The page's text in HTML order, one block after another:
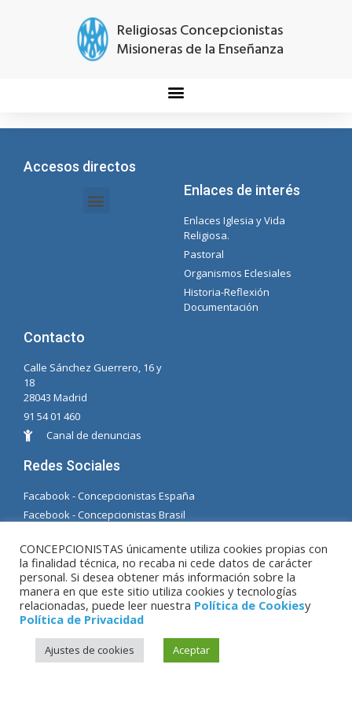
Religiosas Concepcionistas
Misioneras de la Enseñanza
Accesos directos
Enlaces de interés
Enlaces Iglesia y Vida
Religiosa.
Pastoral
Organismos Eclesiales
Historia-Reflexión
Documentación
Contacto
Calle Sánchez Guerrero, 16 y
18
28043 Madrid
91 54 01 460
Canal de denuncias
Redes Sociales
Facabook - Concepcionistas España
Facebook - Concepcionistas Brasil
© Copyright MM. Concepcionistas. Desarrollado
por LC. S.L.
Aviso Legal|Política de Privacidad |Política de
CONCEPCIONISTAS únicamente utiliza cookies propias con
la finalidad técnica, no recaba ni cede datos de carácter
personal. Si desea obtener más información sobre la
manera en que este sitio utiliza cookies y tecnologías
relacionadas, puede leer nuestra Política de Cookiesy
Política de Privacidad
Ajustes de cookies Aceptar